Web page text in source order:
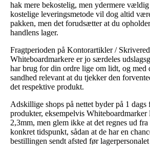
hak mere bekostelig, men ydermere
kostelige leveringsmetode vil dog altid
pakken, men det forudsætter at du
handlens lager.
Fragtperioden på Kontorartikler /
Whiteboardmarkere er jo særdeles
har brug for din ordre lige om lidt, og med
sandhed relevant at du tjekker den
det respektive produkt.
Adskillige shops på nettet byder på 1 dags
produkter, eksempelvis
2,3mm, men glem ikke at det regnes ud
konkret tidspunkt, sådan at de har en
bestillingen sendt afsted før